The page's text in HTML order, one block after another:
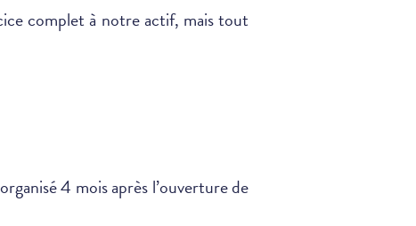
complet à notre actif, mais tout
4 mois après l’ouverture de